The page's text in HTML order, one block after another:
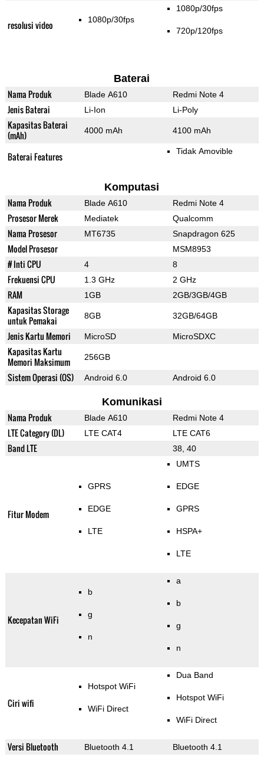
resolusi video 1080p/30fps
1080p/30fps
720p/120fps
Baterai
Nama Produk Blade A610 Redmi Note 4
Jenis Baterai Li-Ion Li-Poly
Kapasitas Baterai
(mAh)
4000 mAh 4100 mAh
Baterai Features Tidak Amovible
Komputasi
Nama Produk Blade A610 Redmi Note 4
Prosesor Merek Mediatek Qualcomm
Nama Prosesor MT6735 Snapdragon 625
Model Prosesor MSM8953
# Inti CPU 4 8
Frekuensi CPU 1.3 GHz 2 GHz
RAM 1GB 2GB/3GB/4GB
Kapasitas Storage
untuk Pemakai
8GB 32GB/64GB
Jenis Kartu Memori MicroSD MicroSDXC
Kapasitas Kartu
Memori Maksimum
256GB
Sistem Operasi (OS) Android 6.0 Android 6.0
Komunikasi
Nama Produk Blade A610 Redmi Note 4
LTE Category (DL) LTE CAT4 LTE CAT6
Band LTE 38, 40
Fitur Modem
GPRS
EDGE
LTE
UMTS
EDGE
GPRS
HSPA+
LTE
Kecepatan WiFi
b
g
n
a
b
g
n
Ciri wifi
Hotspot WiFi
WiFi Direct
Dua Band
Hotspot WiFi
WiFi Direct
Versi Bluetooth Bluetooth 4.1 Bluetooth 4.1